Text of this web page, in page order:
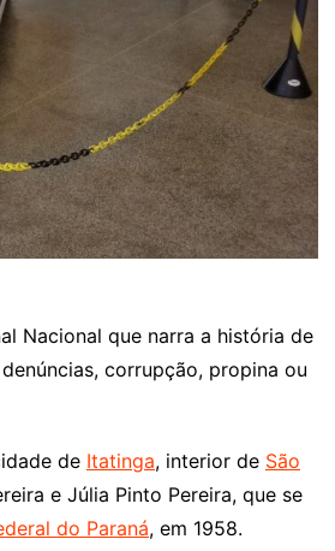
Nacional que narra a história de
corrupção, propina ou
de Itatinga, interior de São
e Júlia Pinto Pereira, que se
do Paraná, em 1958.